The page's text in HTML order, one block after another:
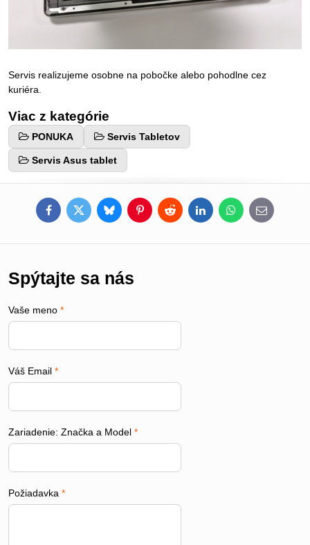
Servis realizujeme osobne na pobočke alebo pohodlne cez
kuriéra.
Viac z kategórie
PONUKA Servis Tabletov
Servis Asus tablet
FacebookTwitterBlueskyPinterestRedditLinkedInWhatsApp
E-
mail
Spýtajte sa nás
Vaše meno *
Váš Email *
Zariadenie: Značka a Model *
Požiadavka *